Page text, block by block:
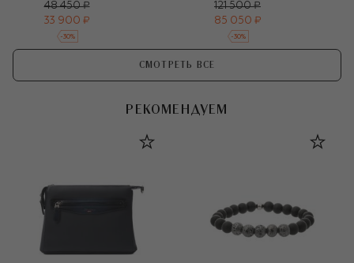
48 450 ₽
33 900 ₽
-30%
121 500 ₽
85 050 ₽
-30%
СМОТРЕТЬ ВСЕ
РЕКОМЕНДУЕМ